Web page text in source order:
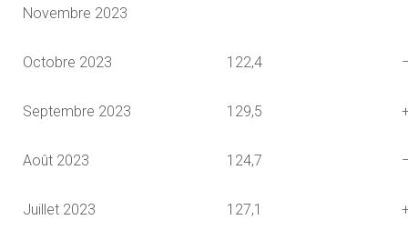
Novembre 2023
Octobre 2023 122,4
Septembre 2023 129,5
Août 2023 124,7
Juillet 2023 127,1